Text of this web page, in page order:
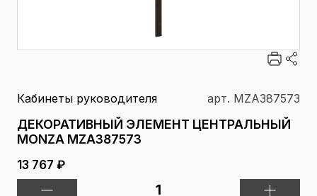
Кабинеты руководителя арт. MZA387573
ДЕКОРАТИВНЫЙ ЭЛЕМЕНТ ЦЕНТРАЛЬНЫЙ
MONZA MZA387573
13 767 ₽